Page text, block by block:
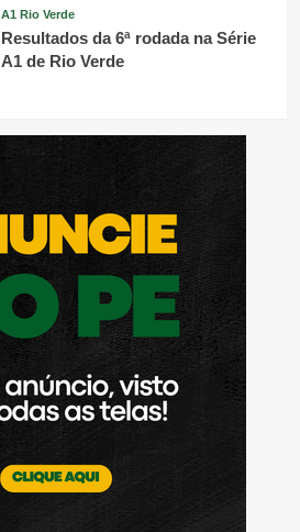
A1 Rio Verde
Resultados da 6ª rodada na Série
A1 de Rio Verde